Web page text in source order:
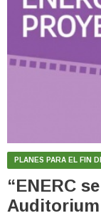
PLANES PARA EL FIN
“ENERC